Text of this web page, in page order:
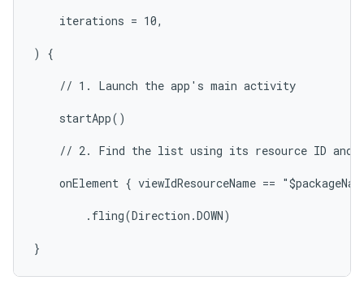
    iterations = 10,
) {
    // 1. Launch the app's main activity
    startApp()
// 2. Find the list using its resource ID and
onElement { viewIdResourceName ==
        .fling(Direction.DOWN)
}